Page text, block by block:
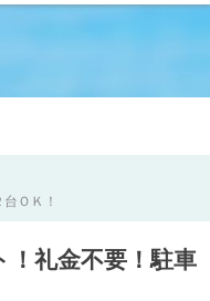
ＯＫ！
！礼金不要！駐車